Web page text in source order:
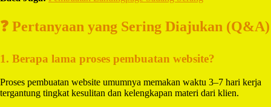
❓ Pertanyaan yang Sering Diajukan (Q&A)
1. Berapa lama proses pembuatan website?
Proses pembuatan website umumnya memakan waktu 3–7 hari kerja
tergantung tingkat kesulitan dan kelengkapan materi dari klien.